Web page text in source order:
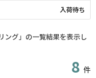
入荷待ち
ング」の一覧結果を表示し
8 件